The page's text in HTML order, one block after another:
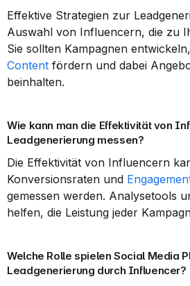
Effektive Strategien zur
Auswahl von Influencern, die zu
Sie sollten Kampagnen
Content fördern und dabei
beinhalten.
Wie kann man die Effektivität von
Leadgenerierung messen?
Die Effektivität von Influencern
Konversionsraten und
gemessen werden. Analysetools
helfen, die Leistung jeder
Welche Rolle spielen Social Media
Leadgenerierung durch Influencer?